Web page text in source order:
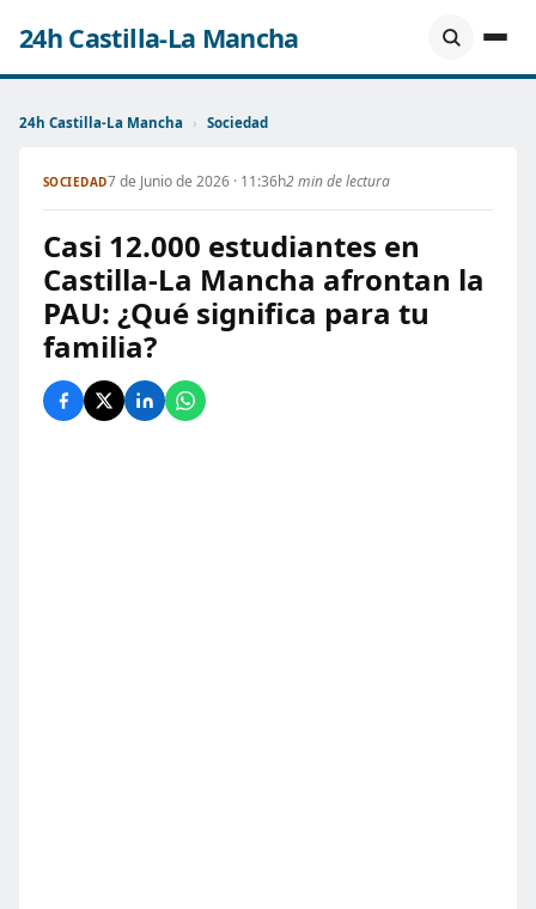
24h Castilla-La Mancha
24h Castilla-La Mancha › Sociedad
SOCIEDAD7 de Junio de 2026 · 11:36h2 min de lectura
Casi 12.000 estudiantes en
Castilla-La Mancha afrontan la
PAU: ¿Qué significa para tu
familia?